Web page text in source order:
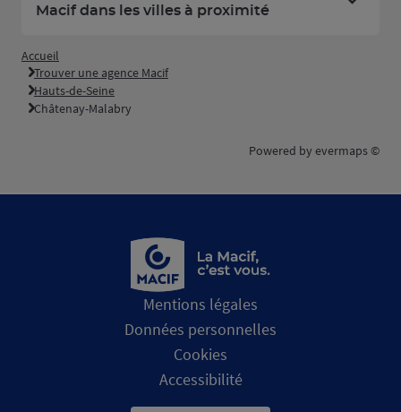
Macif dans les villes à proximité
Accueil
Trouver une agence Macif
Hauts-de-Seine
Châtenay-Malabry
Powered by evermaps ©
Mentions légales
Données personnelles
Cookies
Accessibilité